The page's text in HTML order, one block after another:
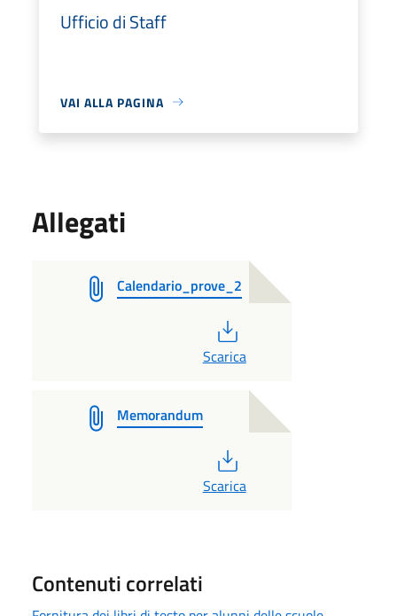
Ufficio di Staff
VAI ALLA PAGINA
Allegati
Calendario_prove_2
Scarica
Memorandum
Scarica
Contenuti correlati